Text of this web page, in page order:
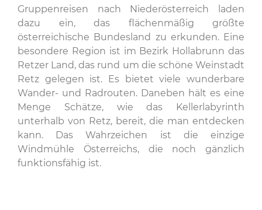
Gruppenreisen nach Niederösterreich laden
dazu ein, das flächenmäßig größte
österreichische Bundesland zu erkunden. Eine
besondere Region ist im Bezirk Hollabrunn das
Retzer Land, das rund um die schöne Weinstadt
Retz gelegen ist. Es bietet viele wunderbare
Wander- und Radrouten. Daneben hält es eine
Menge Schätze, wie das Kellerlabyrinth
unterhalb von Retz, bereit, die man entdecken
kann. Das Wahrzeichen ist die einzige
Windmühle Österreichs, die noch gänzlich
funktionsfähig ist.